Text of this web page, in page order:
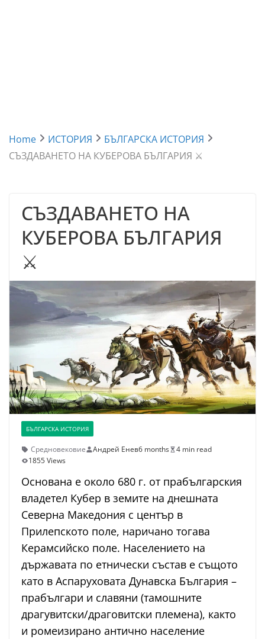
Home ИСТОРИЯ
БЪЛГАРСКА ИСТОРИЯ
СЪЗДАВАНЕТО НА КУБЕРОВА БЪЛГАРИЯ ⚔️
СЪЗДАВАНЕТО НА
КУБЕРОВА БЪЛГАРИЯ
⚔️
БЪЛГАРСКА ИСТОРИЯ
Средновековие Андрей Енев6 months
4 min read
1855 Views
Основана е около 680 г. от прабългарския
владетел Кубер в земите на днешната
Северна Македония с център в
Прилепското поле, наричано тогава
Керамсийско поле. Населението на
държавата по етнически състав е същото
като в Аспаруховата Дунавска България –
прабългари и славяни (тамошните
драгувитски/драговитски племена), както
и ромеизирано антично население